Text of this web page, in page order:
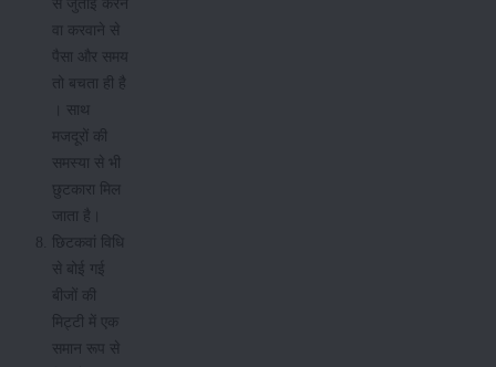
वा करवाने से
पैसा और समय
तो बचता ही है
। साथ
मजदूरों की
समस्या से भी
छुटकारा मिल
जाता है।
छिटकवां विधि
से बोई गई
बीजों की
मिट्टी में एक
समान रूप से